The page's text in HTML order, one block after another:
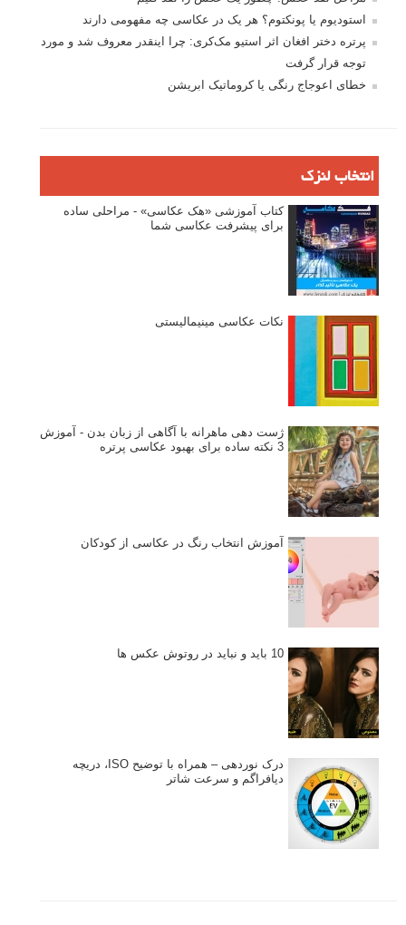
استودیوم یا پونکتوم؟ هر یک در عکاسی چه مفهومی دارند
پرتره دختر افغان اثر استیو مک‌کری: چرا اینقدر معروف شد و مورد
توجه قرار گرفت
خطای اعوجاج رنگی یا کروماتیک ابریشن
انتخاب لنزک
کتاب آموزشی «هک عکاسی» - مراحلی ساده
برای پیشرفت عکاسی شما
نکات عکاسی مینیمالیستی
ژست دهی ماهرانه با آگاهی از زبان بدن - آموزش
3 نکته ساده برای بهبود عکاسی پرتره
آموزش انتخاب رنگ در عکاسی از کودکان
10 باید و نباید در روتوش عکس ها
درک نوردهی – همراه با توضیح ISO، دریچه
دیافراگم و سرعت شاتر